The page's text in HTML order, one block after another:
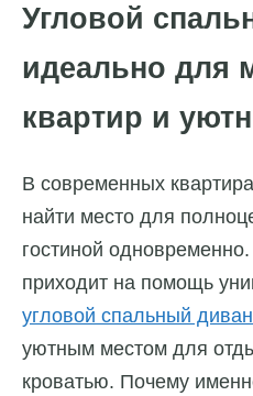
Угловой
идеально для
квартир и
В современных
найти место для
гостиной
приходит на помощь
угловой спальный диван
уютным местом для
кроватью. Почему